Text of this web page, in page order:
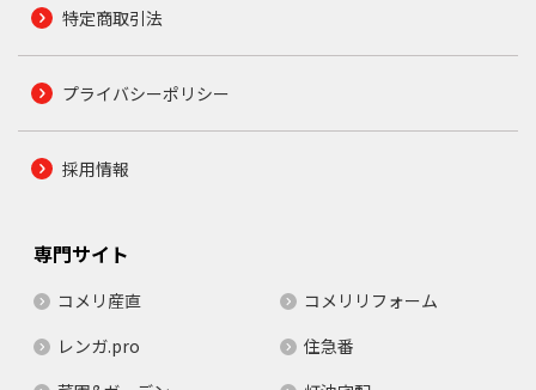
特定商取引法
プライバシーポリシー
採用情報
専門サイト
コメリ産直
コメリリフォーム
レンガ.pro
住急番